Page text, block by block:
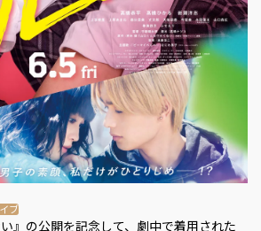
ブ
』の公開を記念して、劇中で着用された